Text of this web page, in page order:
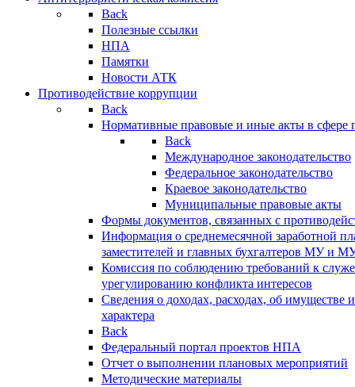
Back
Полезные ссылки
НПА
Памятки
Новости АТК
Противодействие коррупции
Back
Нормативные правовые и иные акты в сфере
Back
Международное законодательство
Федеральное законодательство
Краевое законодательство
Муниципальные правовые акты
Формы документов, связанных с
Информация о среднемесячной заработной
заместителей и главных бухгалтеров МУ и
Комиссия по соблюдению требований к
урегулированию конфликта интересов
Сведения о доходах, расходах, об имуществе
характера
Back
Федеральный портал проектов НПА
Отчет о выполнении плановых мероприятий
Методические материалы